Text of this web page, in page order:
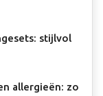
stijlvol
allergieën: zo